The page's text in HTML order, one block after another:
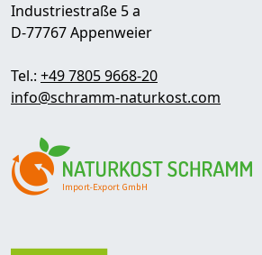
Industriestraße 5 a
D-77767 Appenweier
Tel.: +49 7805 9668-20
info@schramm-naturkost.com